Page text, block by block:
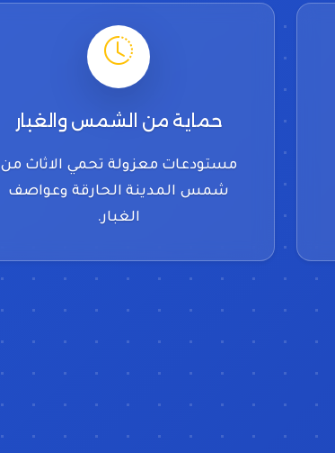
حماية من الشمس والغبار
مستودعات معزولة تحمي الاثاث من
شمس المدينة الحارقة وعواصف
الغبار.